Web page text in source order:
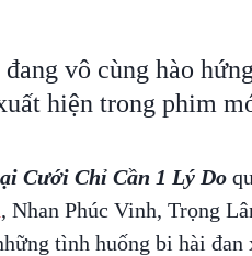
vô cùng hào
hiện trong phim
Cưới Chỉ Cần 1 Lý Do
, Nhan Phúc Vinh, Trọng
tình huống bi hài